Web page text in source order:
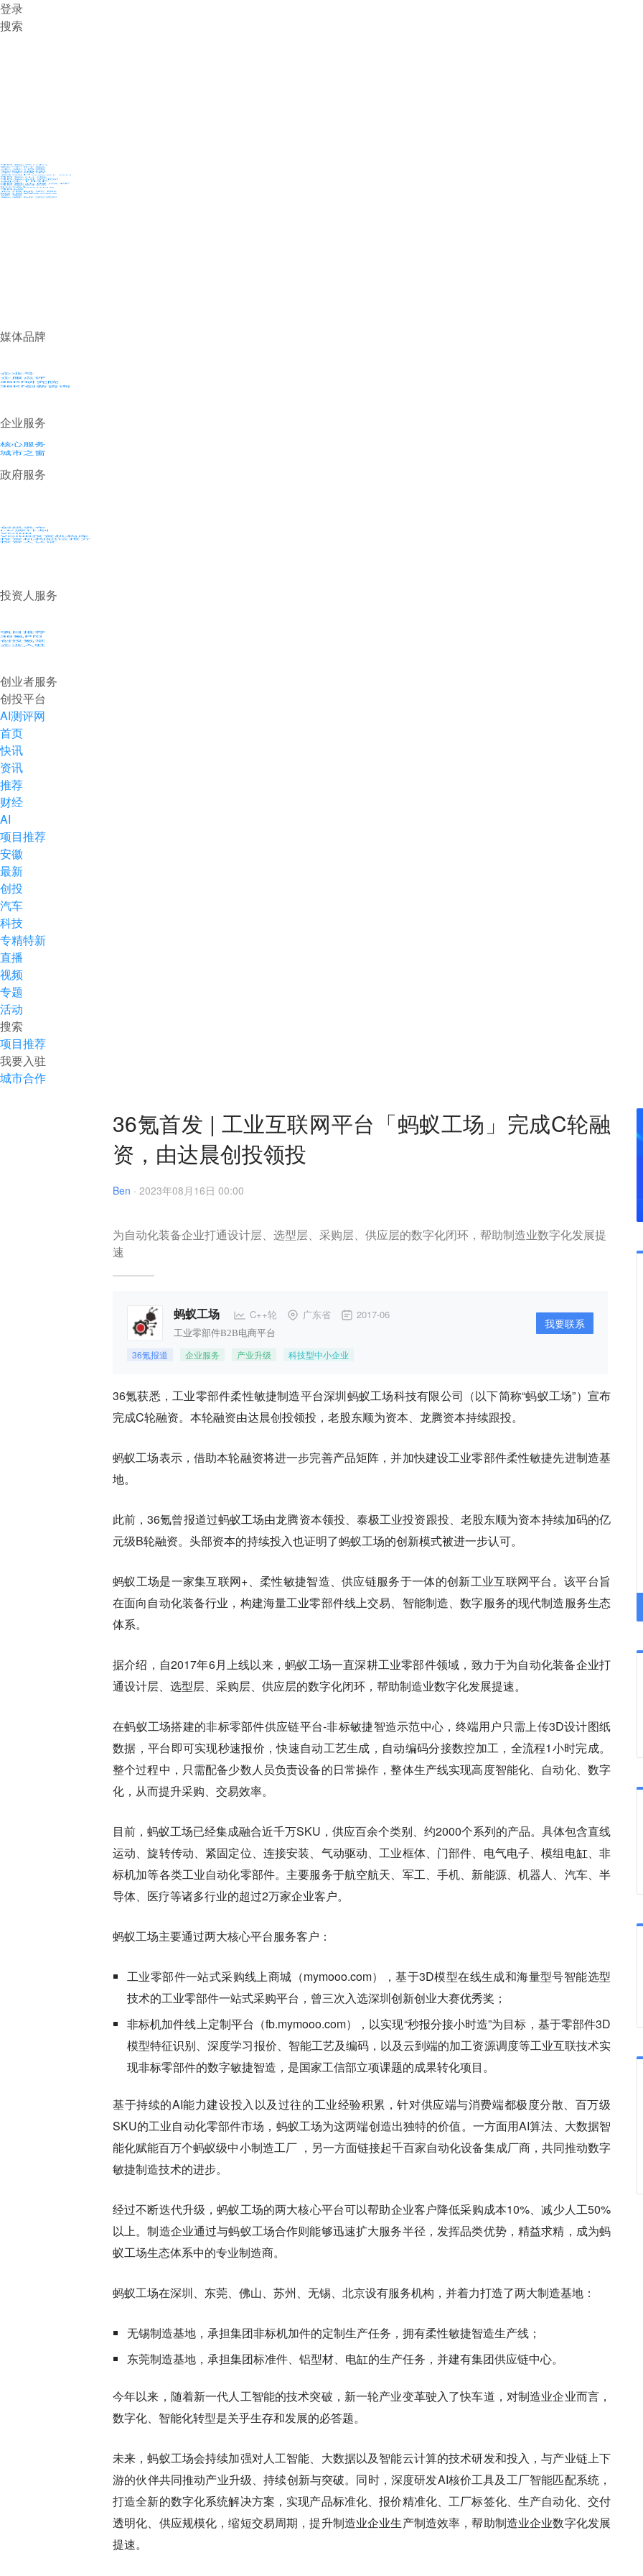
登录
搜索
36氪Auto
智能涌现
未来城市
启动Power on
36氪出海
潮生TIDE
36氪企服点评
36氪财经
职场bonus
36碳
暗涌Waves
硬氪
氪睿研究院
媒体品牌
企业号
企服点评
36Kr研究院
36Kr创新咨询
企业服务
核心服务
城市之窗
政府服务
创投发布
LP源计划
VClub
VClub投资机构库
投资机构职位推介
投资人认证
投资人服务
项目推荐
36氪Pro
创投氪堂
企业入驻
创业者服务
创投平台
AI测评网
首页
快讯
资讯
推荐
财经
AI
项目推荐
安徽
最新
创投
汽车
科技
专精特新
直播
视频
专题
活动
搜索
项目推荐
我要入驻
城市合作
36氪首发 | 工业互联网平台「蚂蚁工场」完成C轮融
资，由达晨创投领投
Ben · 2023年08月16日 00:00
为自动化装备企业打通设计层、选型层、采购层、供应层的数字化闭环，帮助制造业数字化发展提
速
蚂蚁工场 C++轮 广东省 2017-06
工业零部件B2B电商平台
36氪报道 企业服务 产业升级 科技型中小企业
我要联系
36氪获悉，工业零部件柔性敏捷制造平台深圳蚂蚁工场科技有限公司（以下简称“蚂蚁工场”）宣布
完成C轮融资。本轮融资由达晨创投领投，老股东顺为资本、龙腾资本持续跟投。
蚂蚁工场表示，借助本轮融资将进一步完善产品矩阵，并加快建设工业零部件柔性敏捷先进制造基
地。
此前，36氪曾报道过蚂蚁工场由龙腾资本领投、泰极工业投资跟投、老股东顺为资本持续加码的亿
元级B轮融资。头部资本的持续投入也证明了蚂蚁工场的创新模式被进一步认可。
蚂蚁工场是一家集互联网+、柔性敏捷智造、供应链服务于一体的创新工业互联网平台。该平台旨
在面向自动化装备行业，构建海量工业零部件线上交易、智能制造、数字服务的现代制造服务生态
体系。
据介绍，自2017年6月上线以来，蚂蚁工场一直深耕工业零部件领域，致力于为自动化装备企业打
通设计层、选型层、采购层、供应层的数字化闭环，帮助制造业数字化发展提速。
在蚂蚁工场搭建的非标零部件供应链平台-非标敏捷智造示范中心，终端用户只需上传3D设计图纸
数据，平台即可实现秒速报价，快速自动工艺生成，自动编码分接数控加工，全流程1小时完成。
整个过程中，只需配备少数人员负责设备的日常操作，整体生产线实现高度智能化、自动化、数字
化，从而提升采购、交易效率。
目前，蚂蚁工场已经集成融合近千万SKU，供应百余个类别、约2000个系列的产品。具体包含直线
运动、旋转传动、紧固定位、连接安装、气动驱动、工业框体、门部件、电气电子、模组电缸、非
标机加等各类工业自动化零部件。主要服务于航空航天、军工、手机、新能源、机器人、汽车、半
导体、医疗等诸多行业的超过2万家企业客户。
蚂蚁工场主要通过两大核心平台服务客户：
工业零部件一站式采购线上商城（mymooo.com），基于3D模型在线生成和海量型号智能选型
技术的工业零部件一站式采购平台，曾三次入选深圳创新创业大赛优秀奖；
非标机加件线上定制平台（fb.mymooo.com），以实现“秒报分接小时造”为目标，基于零部件3D
模型特征识别、深度学习报价、智能工艺及编码，以及云到端的加工资源调度等工业互联技术实
现非标零部件的数字敏捷智造，是国家工信部立项课题的成果转化项目。
基于持续的AI能力建设投入以及过往的工业经验积累，针对供应端与消费端都极度分散、百万级
SKU的工业自动化零部件市场，蚂蚁工场为这两端创造出独特的价值。一方面用AI算法、大数据智
能化赋能百万个蚂蚁级中小制造工厂 ，另一方面链接起千百家自动化设备集成厂商，共同推动数字
敏捷制造技术的进步。
经过不断迭代升级，蚂蚁工场的两大核心平台可以帮助企业客户降低采购成本10%、减少人工50%
以上。制造企业通过与蚂蚁工场合作则能够迅速扩大服务半径，发挥品类优势，精益求精，成为蚂
蚁工场生态体系中的专业制造商。
蚂蚁工场在深圳、东莞、佛山、苏州、无锡、北京设有服务机构，并着力打造了两大制造基地：
无锡制造基地，承担集团非标机加件的定制生产任务，拥有柔性敏捷智造生产线；
东莞制造基地，承担集团标准件、铝型材、电缸的生产任务，并建有集团供应链中心。
今年以来，随着新一代人工智能的技术突破，新一轮产业变革驶入了快车道，对制造业企业而言，
数字化、智能化转型是关乎生存和发展的必答题。
未来，蚂蚁工场会持续加强对人工智能、大数据以及智能云计算的技术研发和投入，与产业链上下
游的伙伴共同推动产业升级、持续创新与突破。同时，深度研发AI核价工具及工厂智能匹配系统，
打造全新的数字化系统解决方案，实现产品标准化、报价精准化、工厂标签化、生产自动化、交付
透明化、供应规模化，缩短交易周期，提升制造业企业生产制造效率，帮助制造业企业数字化发展
提速。